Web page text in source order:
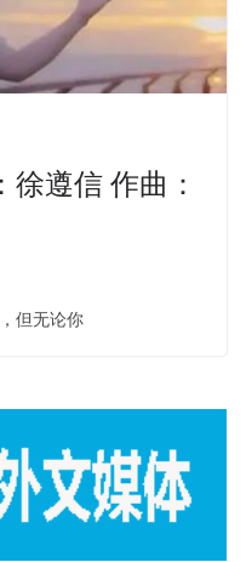
遵信 作曲：
但无论你